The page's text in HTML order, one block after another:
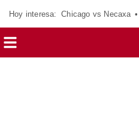
Hoy interesa: Chicago vs Necaxa